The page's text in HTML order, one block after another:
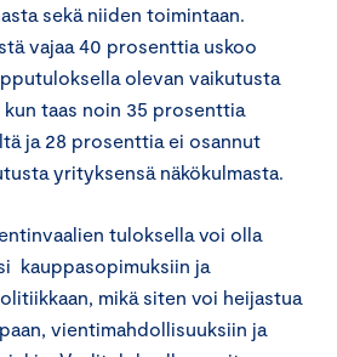
sekä niiden toimintaan.
vajaa 40 prosenttia uskoo
olevan vaikutusta
taas noin 35 prosenttia
ja 28 prosenttia ei osannut
yrityksensä näkökulmasta.
tuloksella voi olla
kauppasopimuksiin ja
mikä siten voi heijastua
vientimahdollisuuksiin ja